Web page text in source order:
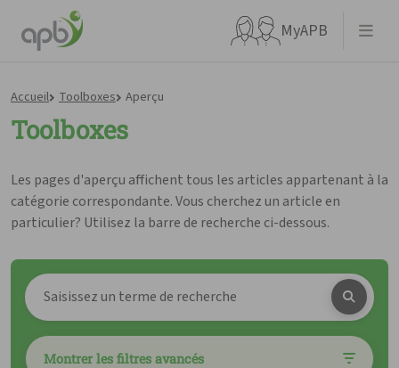
MyAPB
Accueil Toolboxes Aperçu
Toolboxes
Les pages d'aperçu affichent tous les articles appartenant à la
catégorie correspondante. Vous cherchez un article en
particulier? Utilisez la barre de recherche ci-dessous.
Montrer les filtres avancés
Que recherchez-vous ?
Aller directement à